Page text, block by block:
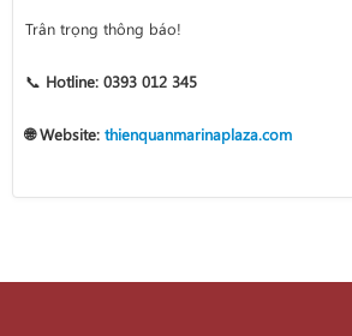
Trân trọng thông báo!
📞 Hotline: 0393 012 345
🌐 Website: thienquanmarinaplaza.com